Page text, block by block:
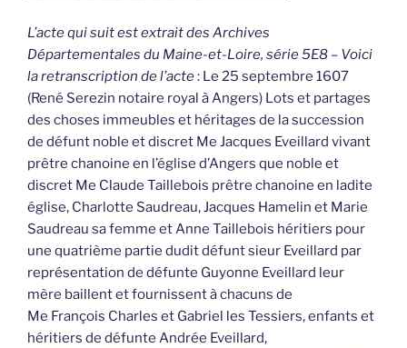
L’acte qui suit est extrait des Archives
Départementales du Maine-et-Loire, série 5E8 – Voici
la retranscription de l’acte: Le 25 septembre 1607
(René Serezin notaire royal à Angers) Lots et partages
des choses immeubles et héritages de la succession
de défunt noble et discret Me Jacques Eveillard vivant
prêtre chanoine en l’église d’Angers que noble et
discret Me Claude Taillebois prêtre chanoine en ladite
église, Charlotte Saudreau, Jacques Hamelin et Marie
Saudreau sa femme et Anne Taillebois héritiers pour
une quatrième partie dudit défunt sieur Eveillard par
représentation de défunte Guyonne Eveillard leur
mère baillent et fournissent à chacuns de
Me François Charles et Gabriel les Tessiers, enfants et
héritiers de défunte Andrée Eveillard,